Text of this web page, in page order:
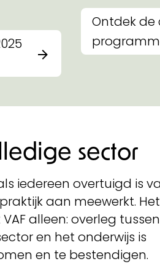
Ontdek de
sector
iedereen overtuigd is
aan meewerkt.
alleen: overleg
en het onderwijs is
en te bestendigen.